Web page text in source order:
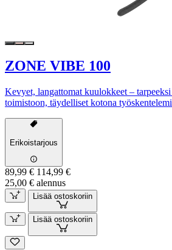
ZONE VIBE 100
Kevyet, langattomat kuulokkeet –
toimistoon, täydelliset kotona
Erikoistarjous
89,99 € 114,99 €
25,00 € alennus
Lisää ostoskoriin
Lisää ostoskoriin